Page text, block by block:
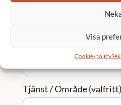
Visa
Cookie-policy
Tjänst / Område (valfritt)